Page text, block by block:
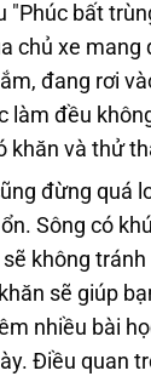
"Phúc bất
chủ xe mang
đang rơi
làm đều
khăn và thử
đừng quá
Sông có
không
sẽ giúp
nhiều bài
Điều quan